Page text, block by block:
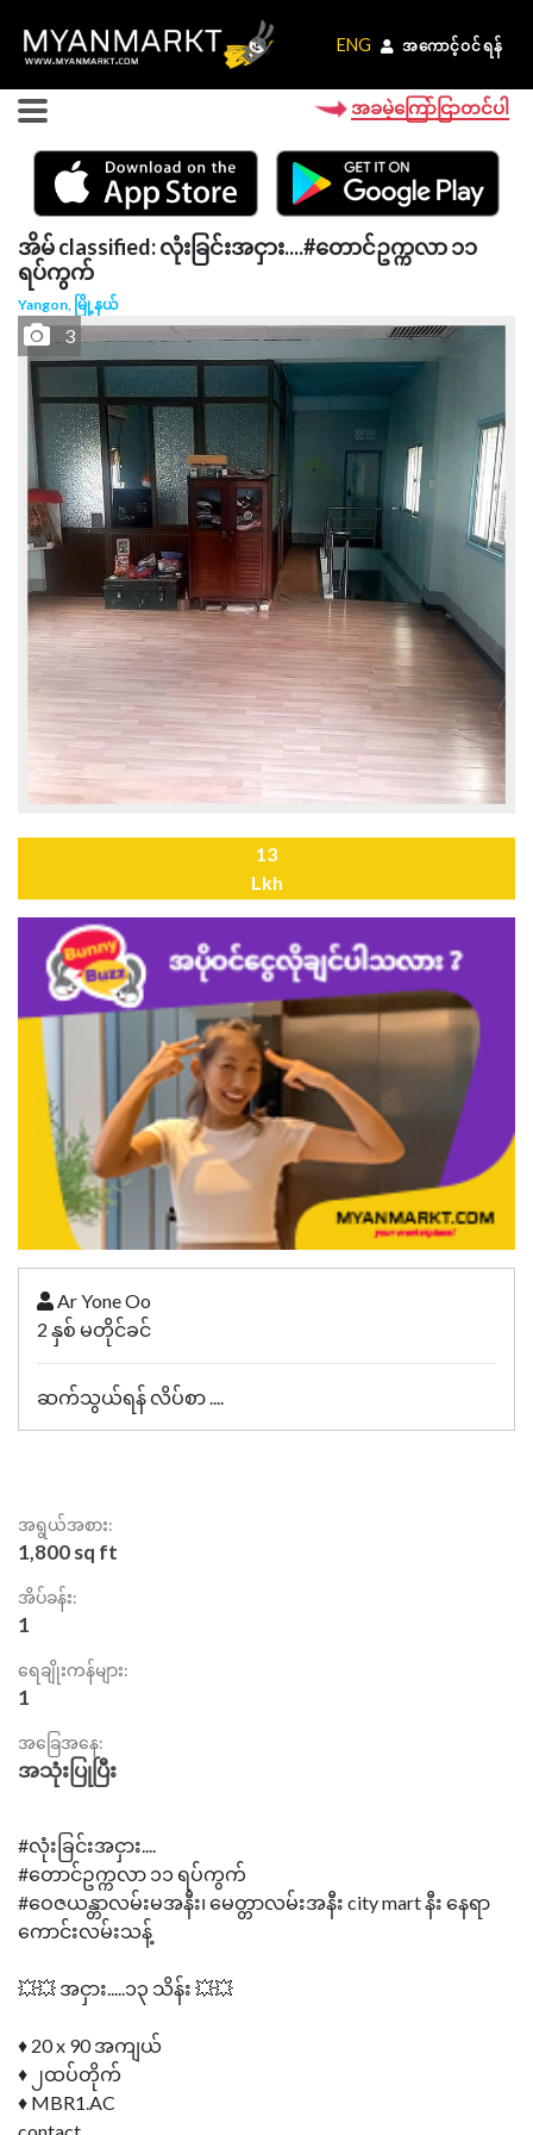
ENG အကောင့်ဝင်ရန်
ENG အကောင့်ဝင်ရန်
အခမဲ့ကြော်ငြာတင်ပါ
အိမ် classified: လုံးခြင်းအငှား....#​တောင်ဥက္ကလာ ၁၁
ရပ်ကွက်
Yangon, မြို့နယ်
3
13
Lkh
Ar Yone Oo
2 နှစ် မတိုင်ခင်
ဆက်သွယ်ရန် လိပ်စာ ....
အရွယ်အစား:
1,800 sq ft
အိပ်ခန်း:
1
ရေချိုးကန်များ:
1
အခြေအနေ:
အသုံးပြုပြီး
#လုံးခြင်းအငှား....
#​တောင်ဥက္ကလာ ၁၁ ရပ်ကွက်
#ဝေဇယန္တာလမ်းမအနီး၊ မေတ္တာလမ်းအနီး city mart နီး နေရာ
ကောင်းလမ်းသန့်
💥💥 အငှား.....၁၃ သိန်း 💥💥
♦ 20 x 90 အကျယ်
♦ ၂ထပ်တိုက်
♦ MBR1.AC
contact